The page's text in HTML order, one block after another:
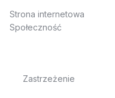
Strona internetowa
Społeczność
Zastrzeżenie